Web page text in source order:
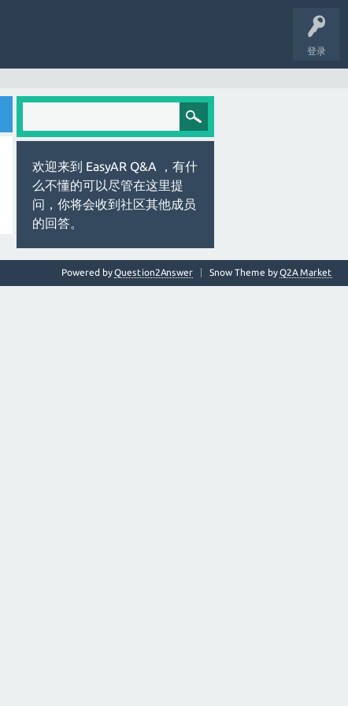
登录
欢迎来到 EasyAR Q&A ，有什
么不懂的可以尽管在这里提
问，你将会收到社区其他成员
的回答。
Snow Theme byQ2A Market
Powered byQuestion2Answer